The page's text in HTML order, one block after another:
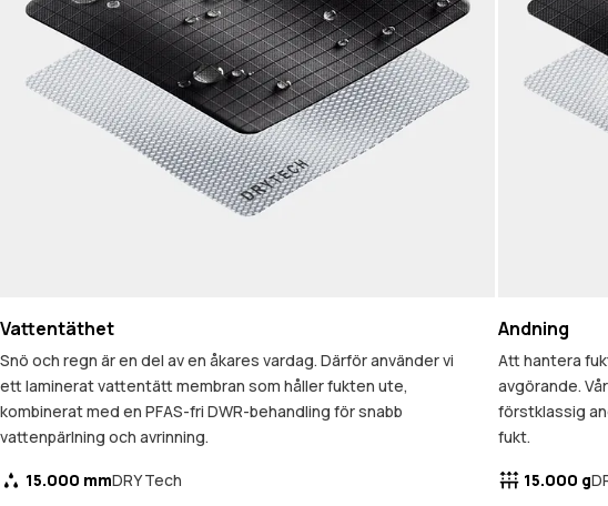
Vattentäthet
Snö och regn är en del av en åkares vardag. Därför använder vi
ett laminerat vattentätt membran som håller fukten ute,
kombinerat med en PFAS-fri DWR-behandling för snabb
vattenpärlning och avrinning.
15.000 mmDRY Tech
Andning
Att hantera
avgörande.
förstklassig
fukt.
15.000 g